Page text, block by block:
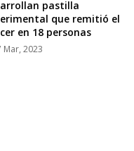
pastilla
que remitió el
en 18 personas
Mar, 2023